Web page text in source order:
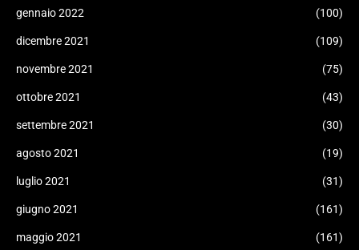
gennaio 2022 (100)
dicembre 2021 (109)
novembre 2021 (75)
ottobre 2021 (43)
settembre 2021 (30)
agosto 2021 (19)
luglio 2021 (31)
giugno 2021 (161)
maggio 2021 (161)